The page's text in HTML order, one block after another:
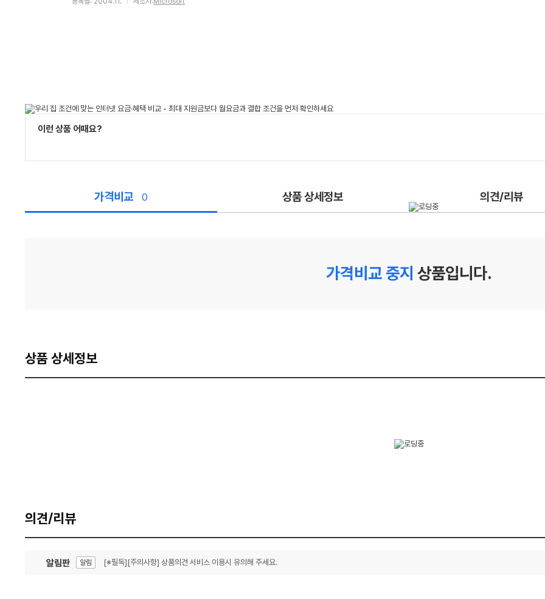
이런 상품 어때요?
가격비교 0 상품 상세정보 의견/리뷰
가격비교 중지 상품입니다.
상품 상세정보
의견/리뷰
알림판 알림 [※필독][주의사항] 상품의견 서비스 이용시 유의해 주세요.